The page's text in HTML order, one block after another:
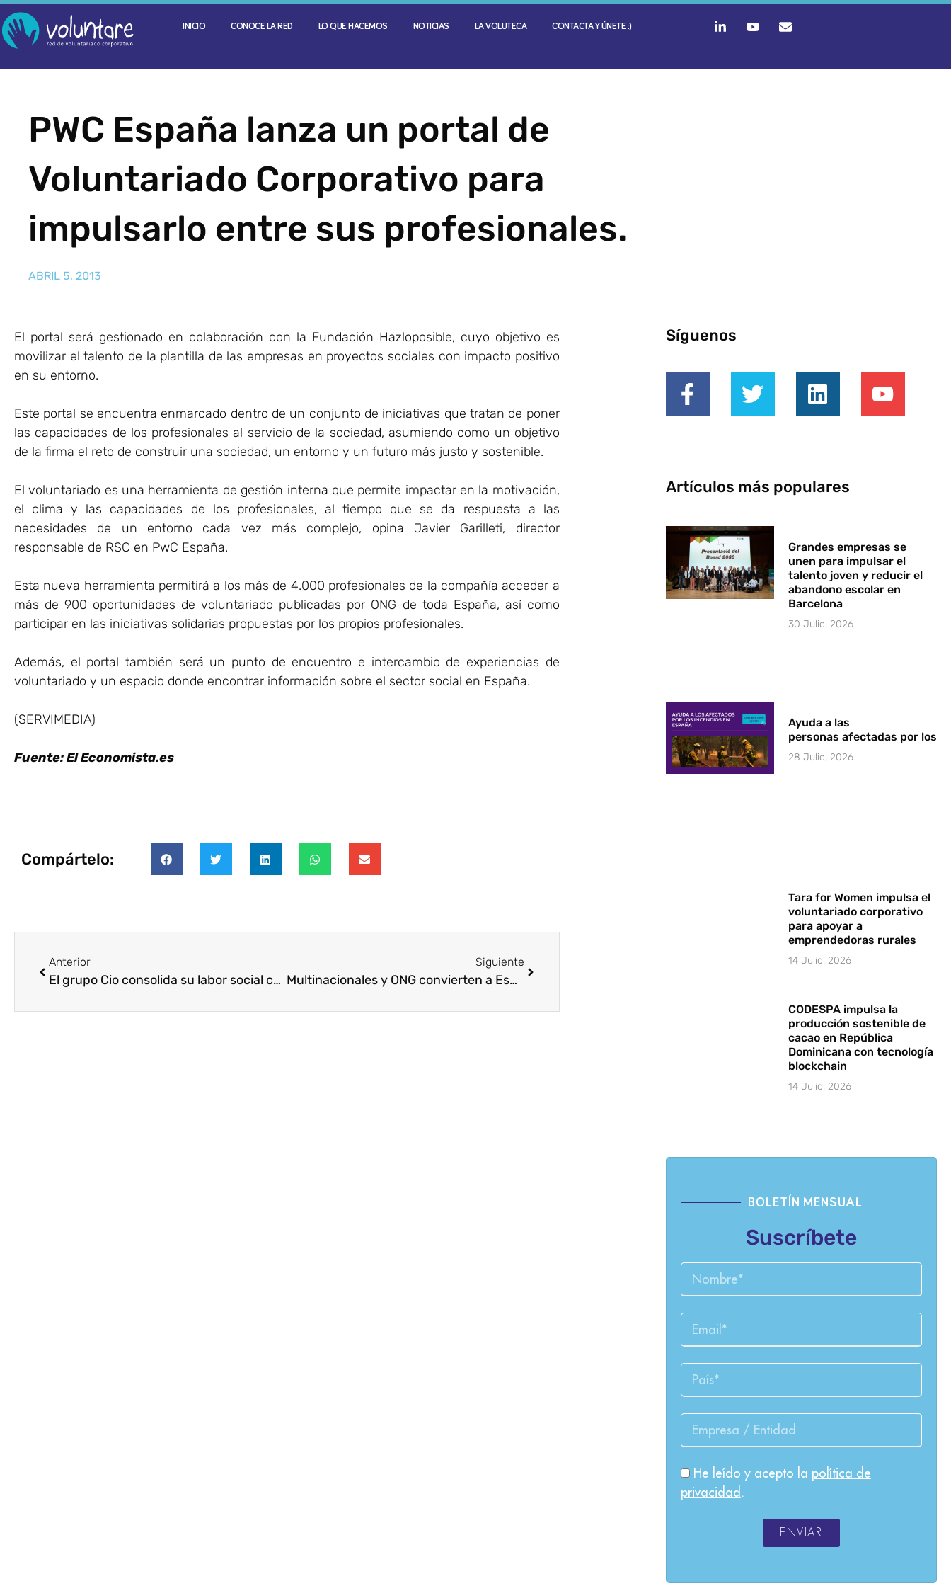
INICIO CONOCE LA RED LO QUE HACEMOS NOTICIAS LA VOLUTECA CONTACTA Y ÚNETE :)
PWC España lanza un portal de
Voluntariado Corporativo para
impulsarlo entre sus profesionales.
ABRIL 5, 2013
El portal será gestionado en colaboración con la Fundación Hazloposible, cuyo objetivo es
movilizar el talento de la plantilla de las empresas en proyectos sociales con impacto positivo
en su entorno.
Este portal se encuentra enmarcado dentro de un conjunto de iniciativas que tratan de poner
las capacidades de los profesionales al servicio de la sociedad, asumiendo como un objetivo
de la firma el reto de construir una sociedad, un entorno y un futuro más justo y sostenible.
El voluntariado es una herramienta de gestión interna que permite impactar en la motivación,
el clima y las capacidades de los profesionales, al tiempo que se da respuesta a las
necesidades de un entorno cada vez más complejo, opina Javier Garilleti, director
responsable de RSC en PwC España.
Esta nueva herramienta permitirá a los más de 4.000 profesionales de la compañía acceder a
más de 900 oportunidades de voluntariado publicadas por ONG de toda España, así como
participar en las iniciativas solidarias propuestas por los propios profesionales.
Además, el portal también será un punto de encuentro e intercambio de experiencias de
voluntariado y un espacio donde encontrar información sobre el sector social en España.
(SERVIMEDIA)
Fuente: El Economista.es
Compártelo:
Anterior
El grupo Cio consolida su labor social con la comunidad Canaria y renueva su acuerdo de Voluntariado Corporativo con el Cabildo de Tenerife
Siguiente
Multinacionales y ONG convierten a España en el centro internacional del Voluntariado Corporativo
Síguenos
Artículos más populares
Grandes empresas se
unen para impulsar el
talento joven y reducir el
abandono escolar en
Barcelona
30 Julio, 2026
Ayuda a las
personas afectadas por los
28 Julio, 2026
Tara for Women impulsa el
voluntariado corporativo
para apoyar a
emprendedoras rurales
14 Julio, 2026
CODESPA impulsa la
producción sostenible de
cacao en República
Dominicana con tecnología
blockchain
14 Julio, 2026
BOLETÍN MENSUAL
Suscríbete
He leído y acepto la política de
privacidad .
ENVIAR